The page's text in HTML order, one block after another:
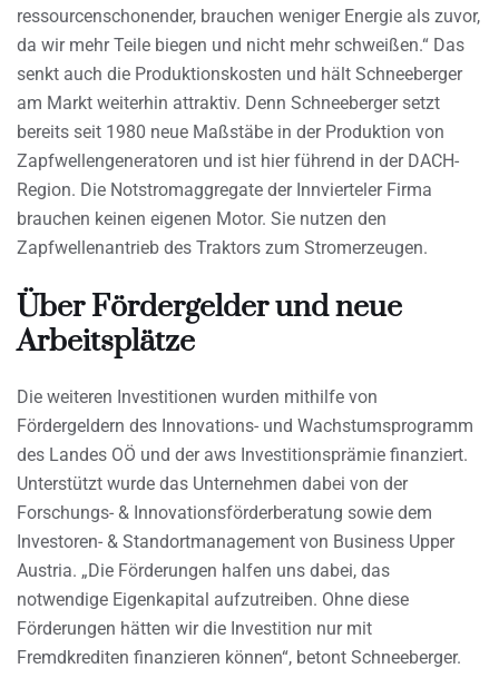
ressourcenschonender, brauchen weniger Energie als zuvor,
da wir mehr Teile biegen und nicht mehr schweißen.“ Das
senkt auch die Produktionskosten und hält Schneeberger
am Markt weiterhin attraktiv. Denn Schneeberger setzt
bereits seit 1980 neue Maßstäbe in der Produktion von
Zapfwellengeneratoren und ist hier führend in der DACH-
Region. Die Notstromaggregate der Innvierteler Firma
brauchen keinen eigenen Motor. Sie nutzen den
Zapfwellenantrieb des Traktors zum Stromerzeugen.
Über Fördergelder und neue
Arbeitsplätze
Die weiteren Investitionen wurden mithilfe von
Fördergeldern des Innovations- und Wachstumsprogramm
des Landes OÖ und der aws Investitionsprämie finanziert.
Unterstützt wurde das Unternehmen dabei von der
Forschungs- & Innovationsförderberatung sowie dem
Investoren- & Standortmanagement von Business Upper
Austria. „Die Förderungen halfen uns dabei, das
notwendige Eigenkapital aufzutreiben. Ohne diese
Förderungen hätten wir die Investition nur mit
Fremdkrediten finanzieren können“, betont Schneeberger.